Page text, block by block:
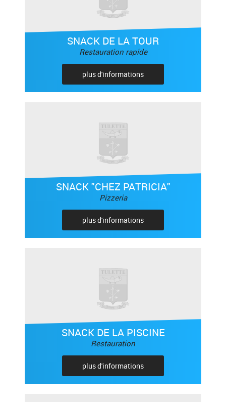
SNACK DE LA TOUR
Restauration rapide
plus d'informations
SNACK "CHEZ PATRICIA"
Pizzeria
plus d'informations
SNACK DE LA PISCINE
Restauration
plus d'informations